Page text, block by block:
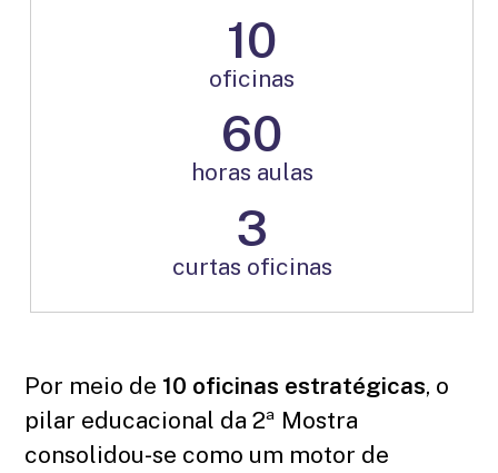
10
oficinas
60
horas aulas
3
curtas oficinas
Por meio de 10 oficinas estratégicas, o
pilar educacional da 2ª Mostra
consolidou-se como um motor de